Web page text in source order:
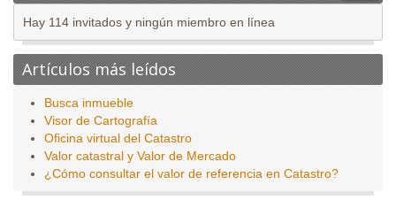
Hay 114 invitados y ningún miembro en línea
Artículos más leídos
Busca inmueble
Visor de Cartografía
Oficina virtual del Catastro
Valor catastral y Valor de Mercado
¿Cómo consultar el valor de referencia en Catastro?